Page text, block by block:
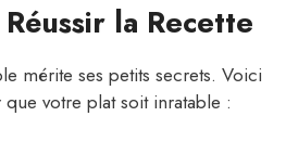
la Recette
mérite ses petits secrets. Voici
votre plat soit inratable :